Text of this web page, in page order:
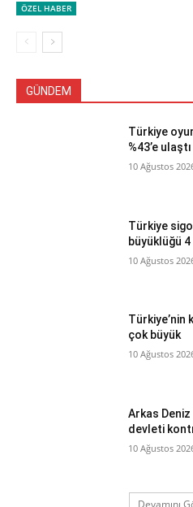
ÖZEL HABER
GÜNDEM
Türkiye
%43’e ulaştı
10 Ağustos
Türkiye
büyüklüğü
10 Ağustos
çok büyük
10 Ağustos
Arkas
devleti
10 Ağustos
Devamını